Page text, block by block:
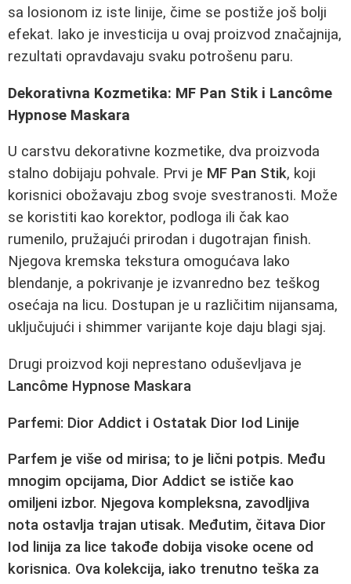
sa losionom iz iste linije, čime se postiže još bolji
efekat. Iako je investicija u ovaj proizvod značajnija,
rezultati opravdavaju svaku potrošenu paru.
Dekorativna Kozmetika: MF Pan Stik i Lancôme
Hypnose Maskara
U carstvu dekorativne kozmetike, dva proizvoda
stalno dobijaju pohvale. Prvi je MF Pan Stik, koji
korisnici obožavaju zbog svoje svestranosti. Može
se koristiti kao korektor, podloga ili čak kao
rumenilo, pružajući prirodan i dugotrajan finish.
Njegova kremska tekstura omogućava lako
blendanje, a pokrivanje je izvanredno bez teškog
osećaja na licu. Dostupan je u različitim nijansama,
uključujući i shimmer varijante koje daju blagi sjaj.
Drugi proizvod koji neprestano oduševljava je
Lancôme Hypnose Maskara
Parfemi: Dior Addict i Ostatak Dior Iod Linije
Parfem je više od mirisa; to je lični potpis. Među
mnogim opcijama, Dior Addict se ističe kao
omiljeni izbor. Njegova kompleksna, zavodljiva
nota ostavlja trajan utisak. Međutim, čitava Dior
Iod linija za lice takođe dobija visoke ocene od
korisnica. Ova kolekcija, iako trenutno teška za